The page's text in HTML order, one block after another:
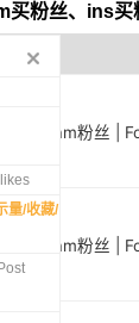
买粉丝、ins
Instagram粉丝 |
Instagram粉丝 |
量/收藏/